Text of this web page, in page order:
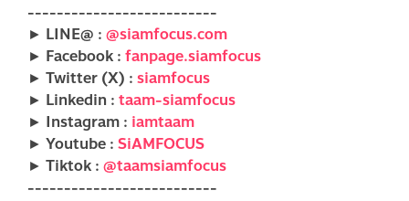
--------------------------
► LINE@ : @siamfocus.com
► Facebook : fanpage.siamfocus
► Twitter (X) : siamfocus
► Linkedin : taam-siamfocus
► Instagram : iamtaam
► Youtube : SiAMFOCUS
► Tiktok : @taamsiamfocus
--------------------------